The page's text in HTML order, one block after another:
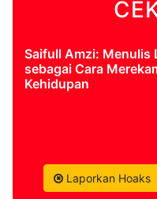
Saifull Amzi: Menulis
sebagai Cara
Kehidupan
Laporkan Hoaks